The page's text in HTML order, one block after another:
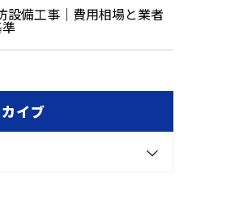
設備工事｜費用相場と業者
イブ